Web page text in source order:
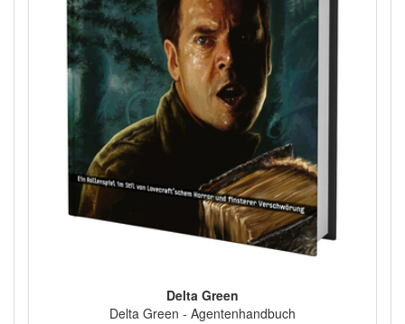
Delta Green
Delta Green - Agentenhandbuch